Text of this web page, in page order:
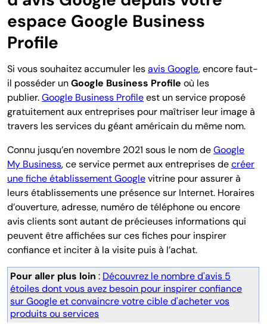
espace Google Business
Profile
Si vous souhaitez accumuler lesavis Google, encore faut-
il posséder unGoogle Business Profile où les
publier.Google Business Profileest un service proposé
gratuitement aux entreprises pour maîtriser leur image à
travers les services du géant américain du même nom.
Connu jusqu’en novembre 2021 sous le nom deGoogle
My Business, ce service permet aux entreprises decréer
une fiche établissement Googlevitrine pour assurer à
leurs établissements une présence sur Internet. Horaires
d’ouverture, adresse, numéro de téléphone ou encore
avis clients sont autant de précieuses informations qui
peuvent être affichées sur ces fiches pour inspirer
confiance et inciter à la visite puis à l’achat.
Pour aller plus loin : Découvrez le nombre d'avis 5
étoiles dont vous avez besoin pour inspirer confiance
sur Google et convaincre votre cible d'acheter vos
produits ou services